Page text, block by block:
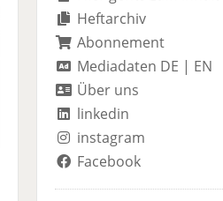
Heftarchiv
Abonnement
Mediadaten DE | EN
Über uns
linkedin
instagram
Facebook